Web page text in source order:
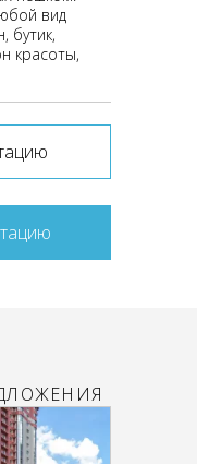
вид
бутик,
красоты,